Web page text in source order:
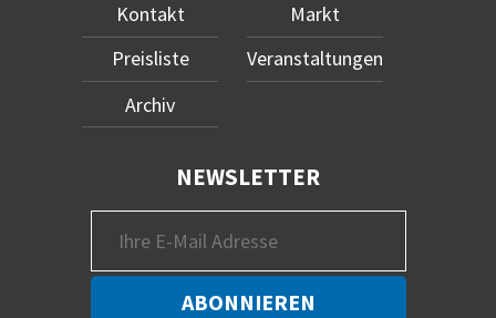
Kontakt
Preisliste
Archiv
Markt
Veranstaltungen
NEWSLETTER